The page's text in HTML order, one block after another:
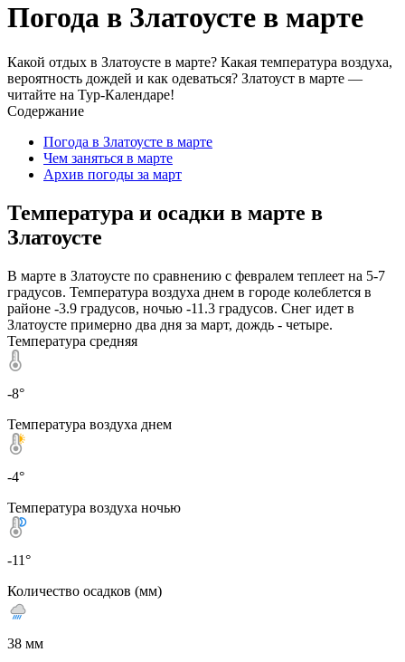
Погода в Златоусте в марте
Какой отдых в Златоусте в марте? Какая температура воздуха,
вероятность дождей и как одеваться? Златоуст в марте —
читайте на Тур-Календаре!
Содержание
Погода в Златоусте в марте
Чем заняться в марте
Архив погоды за март
Температура и осадки в марте в
Златоусте
В марте в Златоусте по сравнению с февралем теплеет на 5-7
градусов. Температура воздуха днем в городе колеблется в
районе -3.9 градусов, ночью -11.3 градусов. Снег идет в
Златоусте примерно два дня за март, дождь - четыре.
Температура средняя
-8°
Температура воздуха днем
-4°
Температура воздуха ночью
-11°
Количество осадков (мм)
38 мм